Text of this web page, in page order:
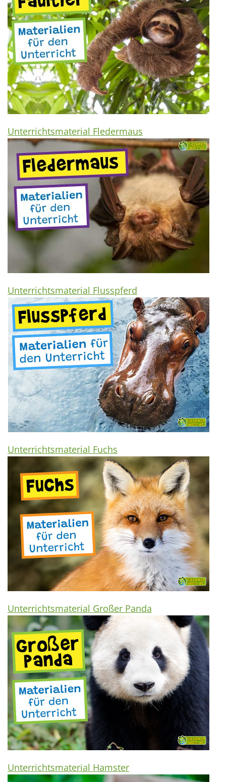
Unterrichtsmaterial Fledermaus
Unterrichtsmaterial Flusspferd
Unterrichtsmaterial Fuchs
Unterrichtsmaterial Großer Panda
Unterrichtsmaterial Hamster